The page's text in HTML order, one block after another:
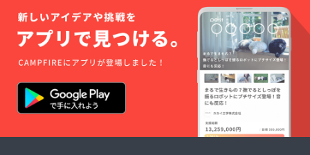
ただき
ます。
相談会
会場で
ある札
幌・東
京・長
野・名
古屋・
大阪近
郊のか
たはな